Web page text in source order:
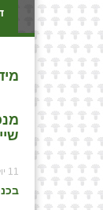
11 יול 2022